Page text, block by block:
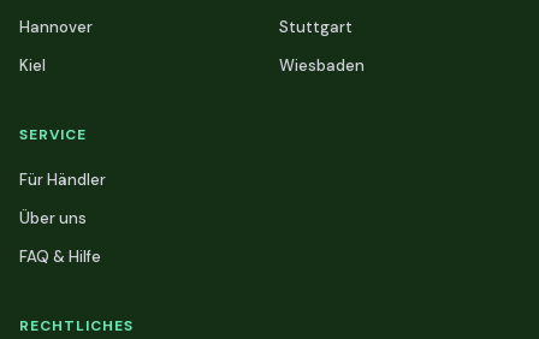
Hannover
Kiel
Stuttgart
Wiesbaden
SERVICE
Für Händler
Über uns
FAQ & Hilfe
RECHTLICHES